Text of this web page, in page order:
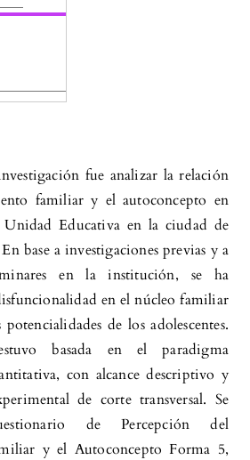
fue analizar la relación
familiar y el autoconcepto en
Unidad Educativa en la ciudad de
base a investigaciones previas y a
en la institución, se ha
en el núcleo familiar
de los adolescentes.
basada en el paradigma
con alcance descriptivo y
de corte transversal. Se
de Percepción del
y el Autoconcepto Forma 5,